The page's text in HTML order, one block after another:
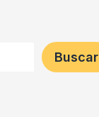
Buscar